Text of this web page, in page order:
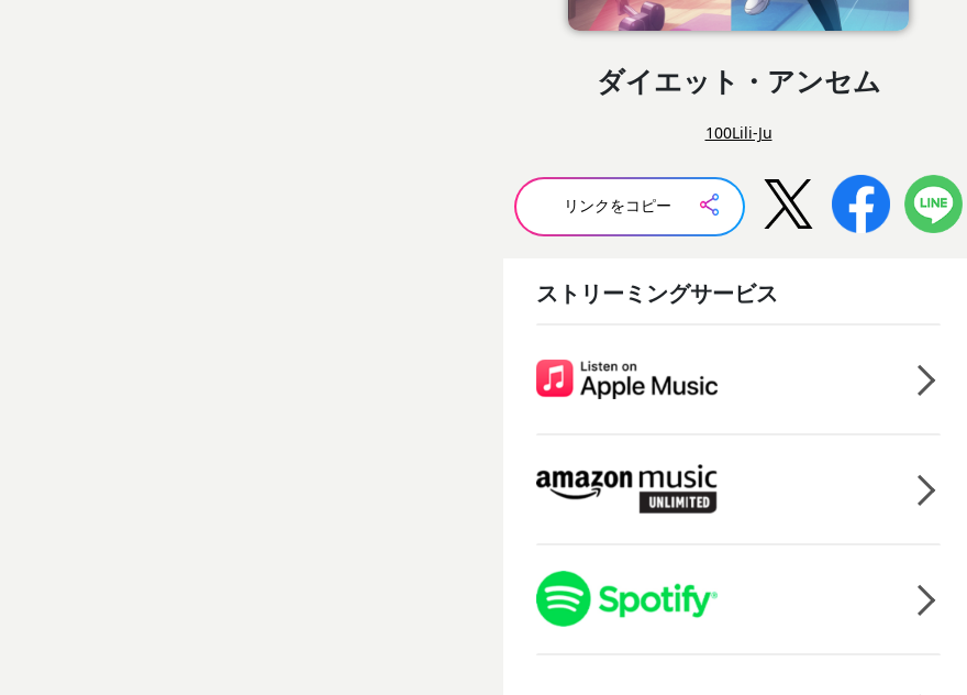
ダイエット・アンセム
100Lili-Ju
リンクをコピー
ストリーミングサービス